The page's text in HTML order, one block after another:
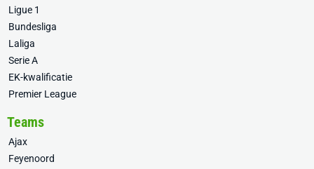
Ligue 1
Bundesliga
Laliga
Serie A
EK-kwalificatie
Premier League
Teams
Ajax
Feyenoord